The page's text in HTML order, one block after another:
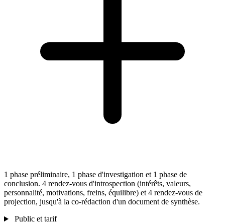
1 phase préliminaire, 1 phase d'investigation et 1 phase de
conclusion. 4 rendez-vous d'introspection (intérêts, valeurs,
personnalité, motivations, freins, équilibre) et 4 rendez-vous de
projection, jusqu'à la co-rédaction d'un document de synthèse.
Public et tarif